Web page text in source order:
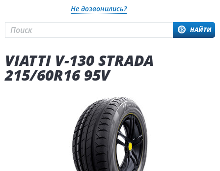
НАЙТИ
Не дозвонились?
VIATTI V-130 STRADA
215/60R16 95V